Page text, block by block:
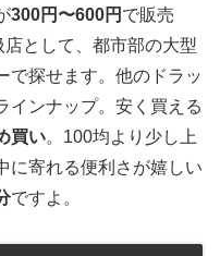
300円〜600円 で販売
店として、都市部の大型
で探せます。他のドラッ
インナップ。安く買える
買い。100均より少し上
に寄れる便利さが嬉しい
ですよ。